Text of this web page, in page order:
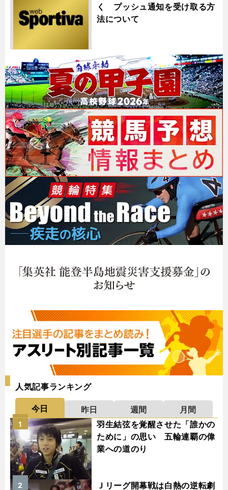
く プッシュ通知を受け取る方
法について
人気記事ランキング
今日 昨日 週間
月間
羽生結弦を覚醒させた「誰かの
ために」の思い 五輪連覇の偉
業への道のり
1
Ｊリーグ開幕戦は白熱の逆転劇
2